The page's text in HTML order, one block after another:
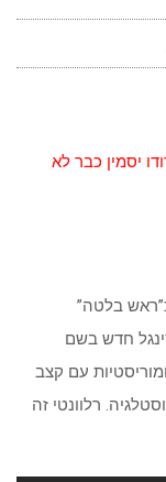
יסמין כבר לא
בלטה”
חדש בשם
עם קצב
רלוונטי זה